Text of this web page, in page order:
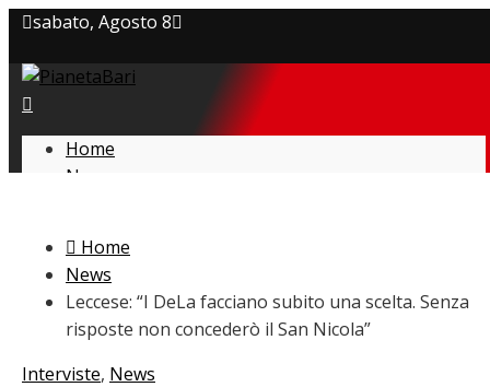
sabato, Agosto 8
Privacy policy
Cookie Policy
Home
News
L’avversario
Giovanili
Le pagelle
Interviste
Focus
Home
News
Leccese: “I DeLa facciano subito una scelta. Senza
risposte non concederò il San Nicola”
Interviste, News